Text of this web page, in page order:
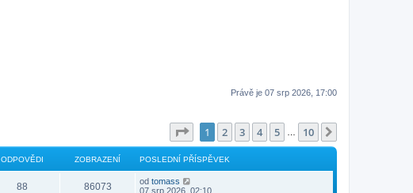
Právě je 07 srp 2026, 17:00
Stránka z
1 2 3 4 5 10
ODPOVĚDI ZOBRAZENÍ POSLEDNÍ PŘÍSPĚVEK
88 86073 od tomass
07 srp 2026, 02:10